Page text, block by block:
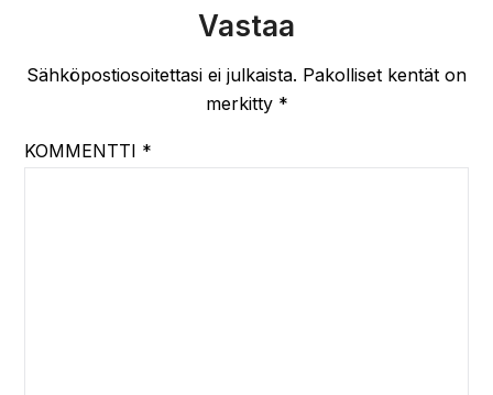
Vastaa
Sähköpostiosoitettasi ei julkaista. Pakolliset kentät on
merkitty *
KOMMENTTI *